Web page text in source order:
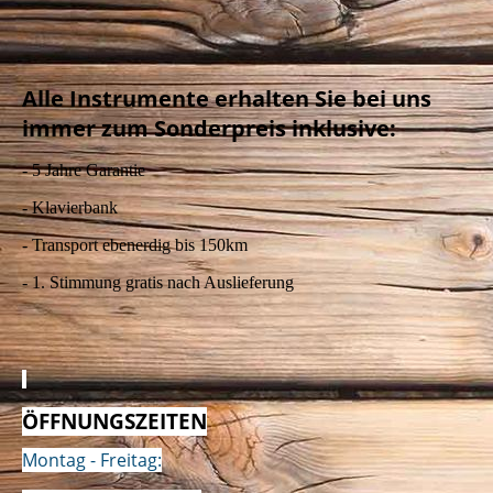
Alle Instrumente erhalten Sie bei uns
immer zum Sonderpreis inklusive:
- 5 Jahre Garantie
- Klavierbank
- Transport ebenerdig bis 150km
- 1. Stimmung gratis nach Auslieferung
ÖFFNUNGSZEITEN
Montag - Freitag: